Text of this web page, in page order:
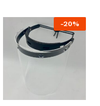
-20%